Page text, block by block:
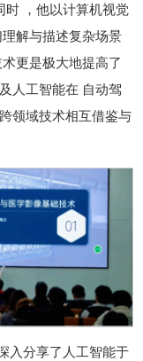
时 ，他以计算机视觉
解与描述复杂场景
更是极大地提高了
人工智能在 自动驾
领域技术相互借鉴与
入分享了人工智能于